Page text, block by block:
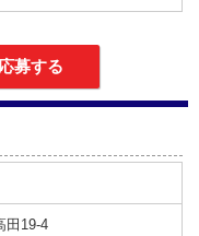
応募する
田19-4